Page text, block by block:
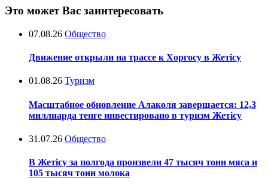
Это может Вас заинтересовать
07.08.26 Общество
Движение открыли на трассе к Хоргосу в Жетісу
01.08.26 Туризм
Масштабное обновление Алаколя завершается: 12,3
миллиарда тенге инвестировано в туризм Жетісу
31.07.26 Общество
В Жетісу за полгода произвели 47 тысяч тонн мяса и
105 тысяч тонн молока